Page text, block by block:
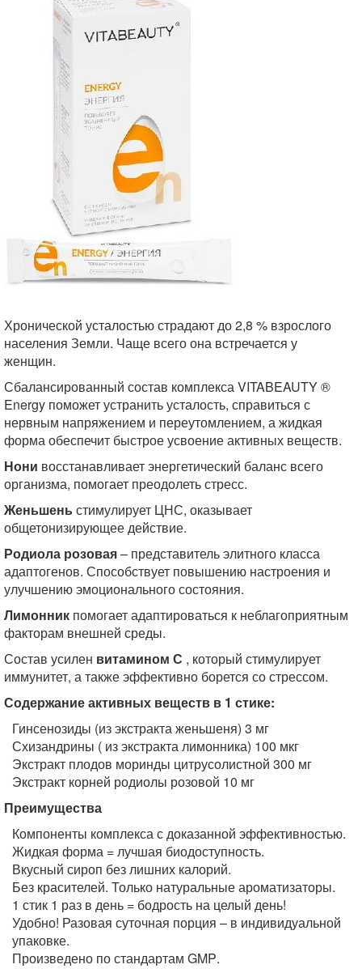
Хронической усталостью страдают до 2,8 % взрослого
населения Земли. Чаще всего она встречается у
женщин.
Сбалансированный состав комплекса VITABEAUTY ®
Energy поможет устранить усталость, справиться с
нервным напряжением и переутомлением, а жидкая
форма обеспечит быстрое усвоение активных веществ.
Нони восстанавливает энергетический баланс всего
организма, помогает преодолеть стресс.
Женьшеньстимулирует ЦНС, оказывает
общетонизирующее действие.
Родиола розовая– представитель элитного класса
адаптогенов. Способствует повышению настроения и
улучшению эмоционального состояния.
Лимонник помогает адаптироваться к неблагоприятным
факторам внешней среды.
Состав усилен витамином С , который стимулирует
иммунитет, а также эффективно борется со стрессом.
Содержание активных веществ в 1 стике:
Гинсенозиды (из экстракта женьшеня) 3 мг
Схизандрины ( из экстракта лимонника) 100 мкг
Экстракт плодов моринды цитрусолистной 300 мг
Экстракт корней родиолы розовой 10 мг
Преимущества
Компоненты комплекса с доказанной эффективностью.
Жидкая форма = лучшая биодоступность.
Вкусный сироп без лишних калорий.
Без красителей. Только натуральные ароматизаторы.
1 стик 1 раз в день = бодрость на целый день!
Удобно! Разовая суточная порция – в индивидуальной
упаковке.
Произведено по стандартам GMP.